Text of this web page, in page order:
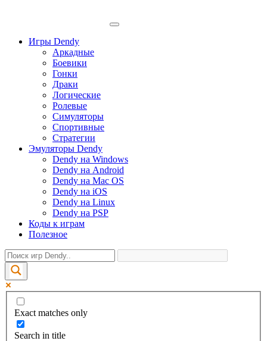
Игры Dendy
Аркадные
Боевики
Гонки
Драки
Логические
Ролевые
Симуляторы
Спортивные
Стратегии
Эмуляторы Dendy
Dendy на Windows
Dendy на Android
Dendy на Mac OS
Dendy на iOS
Dendy на Linux
Dendy на PSP
Коды к играм
Полезное
Exact matches only
Search in title